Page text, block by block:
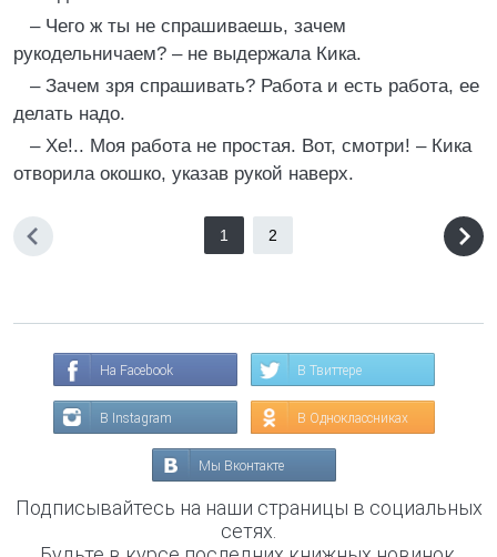
– Чего ж ты не спрашиваешь, зачем
рукодельничаем? – не выдержала Кика.
– Зачем зря спрашивать? Работа и есть работа, ее
делать надо.
– Хе!.. Моя работа не простая. Вот, смотри! – Кика
отворила окошко, указав рукой наверх.
1 2
На Facebook В Твиттере
В Instagram В Одноклассниках
Мы Вконтакте
Подписывайтесь на наши страницы в социальных
сетях.